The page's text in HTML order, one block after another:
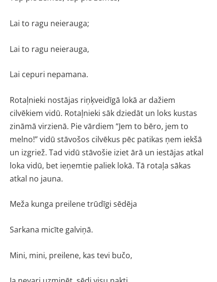
Lai to ragu neierauga;
Lai to ragu neierauga,
Lai cepuri nepamana.
Rotaļnieki nostājas riņķveidīgā lokā ar dažiem
cilvēkiem vidū. Rotaļnieki sāk dziedāt un loks kustas
zināmā virzienā. Pie vārdiem “Jem to bēro, jem to
melno!” vidū stāvošos cilvēkus pēc patikas ņem iekšā
un izgriež. Tad vidū stāvošie iziet ārā un iestājas atkal
loka vidū, bet ieņemtie paliek lokā. Tā rotaļa sākas
atkal no jauna.
Meža kunga preilene trūdīgi sēdēja
Sarkana micīte galviņā.
Mini, mini, preilene, kas tevi bučo,